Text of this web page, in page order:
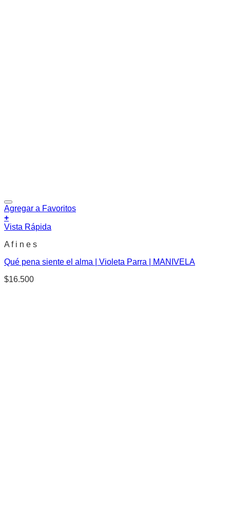
Agregar a Favoritos
+
Vista Rápida
A f i n e s
Qué pena siente el alma | Violeta Parra | MANIVELA
$16.500